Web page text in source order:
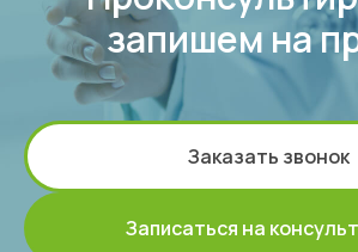
запишем на
Заказать звонок
Записаться на